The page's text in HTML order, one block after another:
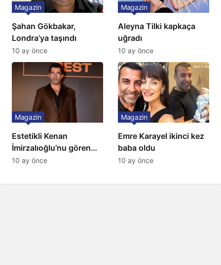
Şahan Gökbakar,
Londra’ya taşındı
Magazin
10 ay önce
Aleyna Tilki kapkaça
uğradı
Magazin
10 ay önce
Estetikli Kenan
İmirzalıoğlu’nu gören
tanıyamıyor: Son hali
Magazin
10 ay önce
Emre Karayel ikinci kez
baba oldu
Magazin
10 ay önce